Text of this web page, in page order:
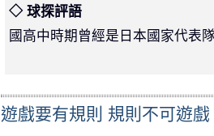
◇ 球探評語
國高中時期曾經是日本國家代表
遊戲要有規則 規則不可遊戲